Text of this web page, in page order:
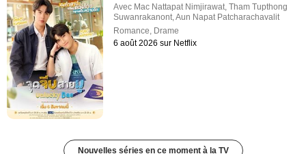
Avec Mac Nattapat Nimjirawat,Tham Tupthong
Suwanrakanont,Aun Napat Patcharachavalit
Romance, Drame
6 août 2026 sur Netflix
Nouvelles séries en ce moment à la TV